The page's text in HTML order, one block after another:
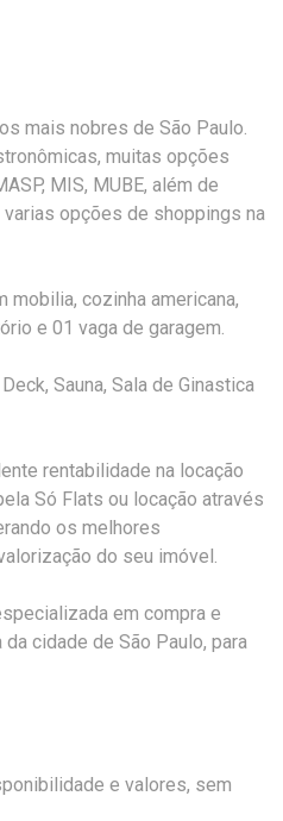
mais nobres de São Paulo.
muitas opções
MIS, MUBE, além de
opções de shoppings na
mobilia, cozinha americana,
e 01 vaga de garagem.
Sauna, Sala de Ginastica
rentabilidade na locação
Só Flats ou locação através
os melhores
do seu imóvel.
em compra e
cidade de São Paulo, para
e valores, sem